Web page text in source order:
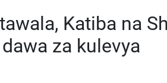
Katiba na
za kulevya